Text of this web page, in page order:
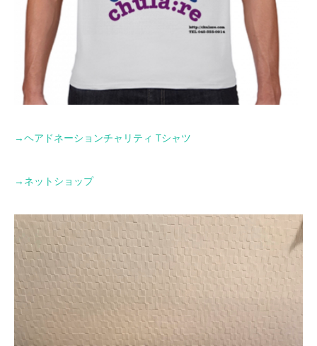
→ヘアドネーションチャリティ Tシャツ
→ ネットショップ